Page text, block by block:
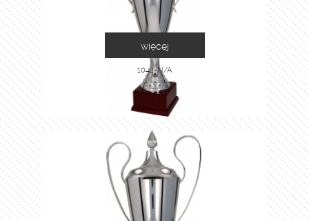
1042-N/A
więcej